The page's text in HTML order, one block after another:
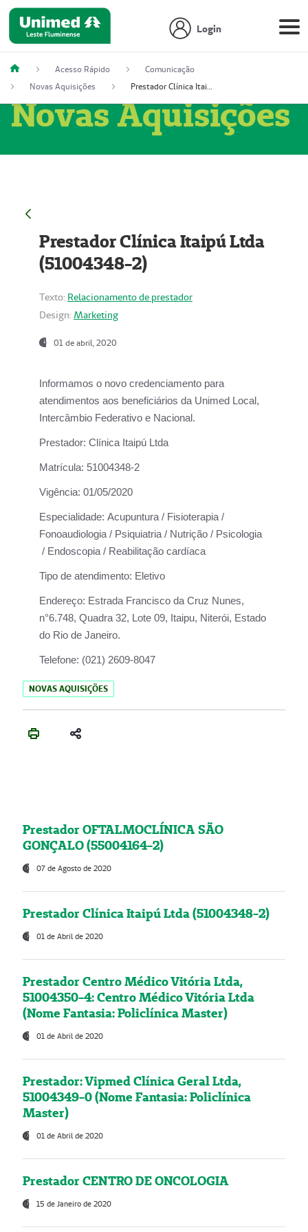
Login
Acesso Rápido
Comunicação
Novas Aquisições
Prestador Clínica Itaipú Ltda (51004348-2)
Novas Aquisições
Prestador Clínica Itaipú Ltda
(51004348-2)
Texto: Relacionamento de prestador
Design: Marketing
01 de abril, 2020
Informamos o novo credenciamento para
atendimentos aos beneficiários da Unimed Local,
Intercâmbio Federativo e Nacional.
Prestador: Clínica Itaipú Ltda
Matrícula: 51004348-2
Vigência: 01/05/2020
Especialidade: Acupuntura / Fisioterapia /
Fonoaudiologia / Psiquiatria / Nutrição / Psicologia
/ Endoscopia / Reabilitação cardíaca
Tipo de atendimento: Eletivo
Endereço: Estrada Francisco da Cruz Nunes,
n°6.748, Quadra 32, Lote 09, Itaipu, Niterói, Estado
do Rio de Janeiro.
Telefone: (021) 2609-8047
NOVAS AQUISIÇÕES
Prestador OFTALMOCLÍNICA SÃO
GONÇALO (55004164-2)
07 de Agosto de 2020
Prestador Clínica Itaipú Ltda (51004348-2)
01 de Abril de 2020
Prestador Centro Médico Vitória Ltda,
51004350-4: Centro Médico Vitória Ltda
(Nome Fantasia: Policlínica Master)
01 de Abril de 2020
Prestador: Vipmed Clínica Geral Ltda,
51004349-0 (Nome Fantasia: Policlínica
Master)
01 de Abril de 2020
Prestador CENTRO DE ONCOLOGIA
15 de Janeiro de 2020